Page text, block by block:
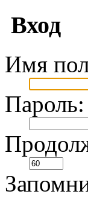
Вход
Имя
Пароль: